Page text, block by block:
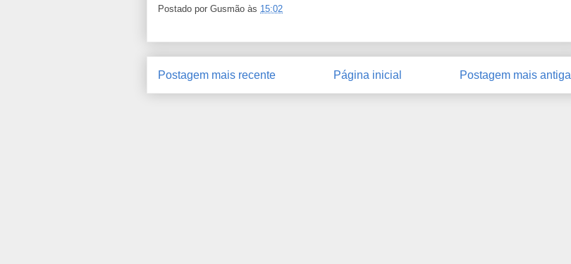
Postado por Gusmão às 15:02
Postagem mais recente Postagem mais antiga
Página inicial